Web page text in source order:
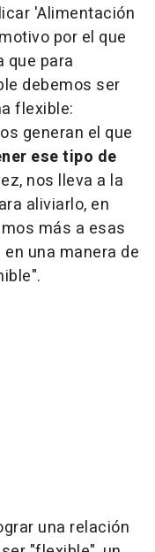
'Alimentación
por el que
que para
debemos ser
flexible:
generan el que
ese tipo de
nos lleva a la
aliviarlo, en
más a esas
una manera de
una relación